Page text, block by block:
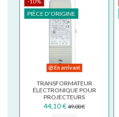
PIÈCE D'ORIGINE
En arrivant
TRANSFORMATEUR
ÉLECTRONIQUE POUR
PROJECTEURS
HALOGÈNES FABER
FRANKE ELICA 105 W WU
44,10 € 49,00 €